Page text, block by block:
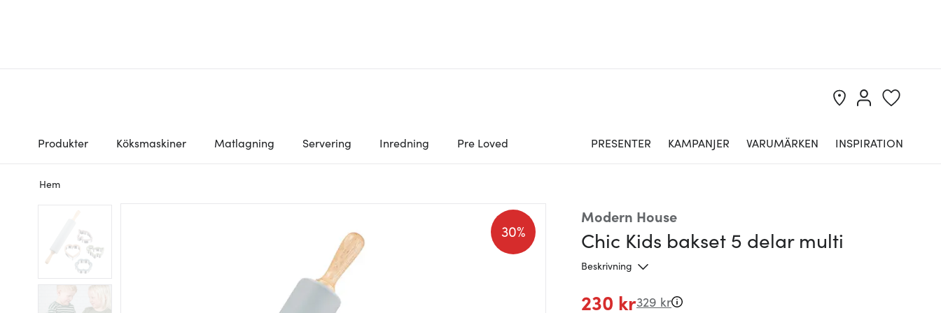
Produkter Köksmaskiner Matlagning Servering Inredning Pre Loved PRESENTER KAMPANJER VARUMÄRKEN INSPIRATION
Hem
Modern House
Chic Kids bakset 5 delar multi
Beskrivning
30%
230 kr329 kr